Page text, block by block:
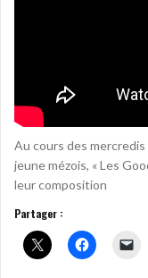
Au cours des
jeune mézois, « Les
leur composition
Partager :